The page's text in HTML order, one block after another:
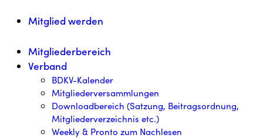
Mitglied werden
Mitgliederbereich
Verband
BDKV-Kalender
Mitgliederversammlungen
Downloadbereich (Satzung, Beitragsordnung,
Mitgliederverzeichnis etc.)
Weekly & Pronto zum Nachlesen